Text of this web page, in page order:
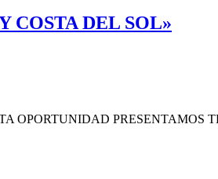
COSTA DEL SOL»
OPORTUNIDAD PRESENTAMOS